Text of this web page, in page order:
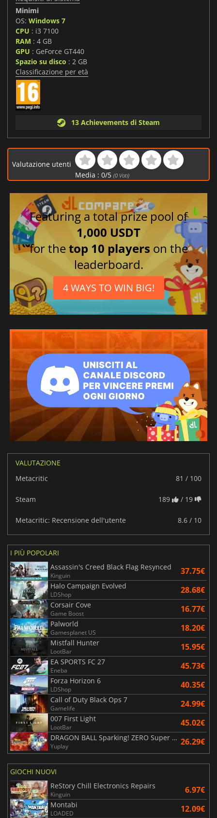
Minimi
OS: Windows 7
CPU : i3 7100
RAM : 4 GB
GPU : GeForce GT440
Spazio su disco : 2 GB
Classificazione per età
13 Achievements di Steam
Valutazione utenti
Media : 0/5 (0Voti)
Featuring a total prize pool of
1,000 USDT
for thetop 10 players on the
leaderboard.
4 WAYS TO WIN BIG!
VALUTAZIONE
Metacritic
81 / 100
Steam 189 / 19
Metacritic: Recensione dell'utente 8.6 / 10
I PIÙ POPOLARI
Assassin's Creed Black Flag Resynced
Kinguin 37.75€
Halo Campaign Evolved
LDShop 28.68€
Corsair Cove
Game Boost 16.77€
Palworld
Gamesplanet US 18.20€
Mistfall Hunter
LootBar 15.95€
EA SPORTS FC 27
Eneba 45.73€
Forza Horizon 6
LDShop 40.35€
Call of Duty Black Ops 7
Gamelife 24.99€
007 First Light
LootBar 45.02€
DRAGON BALL Sparking! ZERO Super Limit Breaking NEO
Yuplay 26.29€
GIOCHI NUOVI
ReStory Chill Electronics Repairs
Kinguin 6.97€
Montabi
LOADED 12.09€